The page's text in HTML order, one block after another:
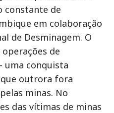
constante de
em colaboração
de Desminagem. O
de
uma conquista
outrora fora
minas. No
das vítimas de minas